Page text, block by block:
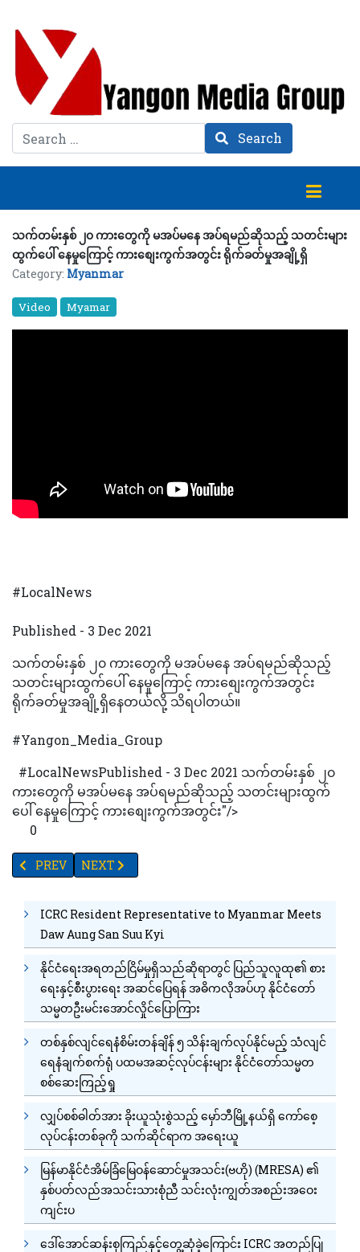
Search Search
သက်တမ်းနှစ် ၂၀ ကားတွေကို မအပ်မနေ အပ်ရမည်ဆိုသည့် သတင်းများ
ထွက်ပေါ် နေမှုကြောင့် ကားစျေးကွက်အတွင်း ရိုက်ခတ်မှုအချို့ရှိ
Category: Myanmar
Video Myamar
#LocalNews
Published - 3 Dec 2021
သက်တမ်းနှစ် ၂၀ ကားတွေကို မအပ်မနေ အပ်ရမည်ဆိုသည့်
သတင်းများထွက်ပေါ် နေမှုကြောင့် ကားစျေးကွက်အတွင်း
ရိုက်ခတ်မှုအချို့ရှိနေတယ်လို့ သိရပါတယ်။
#Yangon_Media_Group
#LocalNewsPublished - 3 Dec 2021 သက်တမ်းနှစ် ၂၀
ကားတွေကို မအပ်မနေ အပ်ရမည်ဆိုသည့် သတင်းများထွက်
ပေါ် နေမှုကြောင့် ကားစျေးကွက်အတွင်း"/>
0
PREVIOUS ARTICLE: “အိုမီခရွန်မျိုးဗီဇကွဲ မြန်မာအတွက်ဘယ်လောက်
PREV NEXT ARTICLE: လက်ခစားစက်ရုံများ အချိန်ပိုအလုပ် ပေ
NEXT
ICRC Resident Representative to Myanmar Meets
Daw Aung San Suu Kyi
နိုင်ငံရေးအရတည်ငြိမ်မှုရှိသည်ဆိုရာတွင် ပြည်သူလူထု၏ စား
ရေးနှင့်စီးပွားရေး အဆင်ပြေရန် အဓိကလိုအပ်ဟု နိုင်ငံတော်
သမ္မတဦးမင်းအောင်လှိုင်ပြောကြား
တစ်နှစ်လျင်ရေနံစိမ်းတန်ချိန် ၅ သိန်းချက်လုပ်နိုင်မည့် သံလျင်
ရေနံချက်စက်ရုံ ပထမအဆင့်လုပ်ငန်းများ နိုင်ငံတော်သမ္မတ
စစ်ဆေးကြည့်ရှု
လျှပ်စစ်ဓါတ်အား ခိုးယူသုံးစွဲသည့် မှော်ဘီမြို့နယ်ရှိ ကော်စေ့
လုပ်ငန်းတစ်ခုကို သက်ဆိုင်ရာက အရေးယူ
မြန်မာနိုင်ငံအိမ်ခြံမြေဝန်ဆောင်မှုအသင်း(ဗဟို) (MRESA) ၏
နှစ်ပတ်လည်အသင်းသားစုံညီ သင်းလုံးကျွတ်အစည်းအဝေး
ကျင်းပ
ဒေါ်အောင်ဆန်းစုကြည်နှင့်တွေ့ဆုံခဲ့ကြောင်း ICRC အတည်ပြု